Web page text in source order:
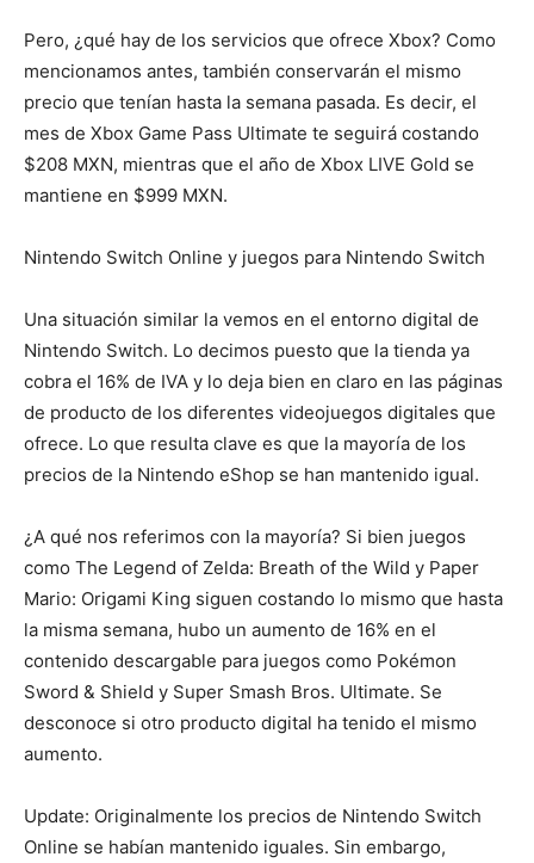
Pero, ¿qué hay de los servicios que ofrece Xbox? Como
mencionamos antes, también conservarán el mismo
precio que tenían hasta la semana pasada. Es decir, el
mes de Xbox Game Pass Ultimate te seguirá costando
$208 MXN, mientras que el año de Xbox LIVE Gold se
mantiene en $999 MXN.
Nintendo Switch Online y juegos para Nintendo Switch
Una situación similar la vemos en el entorno digital de
Nintendo Switch. Lo decimos puesto que la tienda ya
cobra el 16% de IVA y lo deja bien en claro en las páginas
de producto de los diferentes videojuegos digitales que
ofrece. Lo que resulta clave es que la mayoría de los
precios de la Nintendo eShop se han mantenido igual.
¿A qué nos referimos con la mayoría? Si bien juegos
como The Legend of Zelda: Breath of the Wild y Paper
Mario: Origami King siguen costando lo mismo que hasta
la misma semana, hubo un aumento de 16% en el
contenido descargable para juegos como Pokémon
Sword & Shield y Super Smash Bros. Ultimate. Se
desconoce si otro producto digital ha tenido el mismo
aumento.
Update: Originalmente los precios de Nintendo Switch
Online se habían mantenido iguales. Sin embargo,